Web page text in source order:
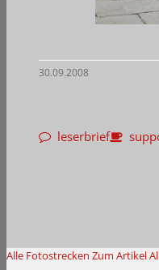
30.09.2008
leserbrief
Alle Fotostrecken Zum Artikel